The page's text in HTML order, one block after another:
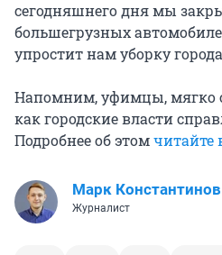
сегодняшнего дня мы
большегрузных
упростит нам уборку
Напомним, уфимцы, мягко
как городские власти
Подробнее об этомчитайте
Марк Константинов
Журналист